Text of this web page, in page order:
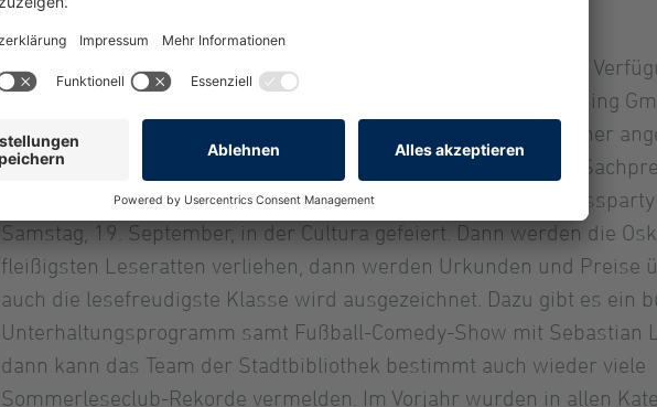
fünf Personen.
Dafür, dass genug spannende und unterhaltsame Literatur zur
haben bereits die Dr.-Klaus-Seppeler-Stiftung und die Max Lüning
denn mit ihrer Unterstützung konnten mehr als 300 neue Bücher
werden. Die Dr.-Klaus-Seppeler-Stiftung finanziert zudem die
Abschlussparty zum Ende des Sommerleseclubs. Die
Samstag, 19. September, in der Cultura gefeiert. Dann werden die
fleißigsten Leseratten verliehen, dann werden Urkunden und Preise
auch die lesefreudigste Klasse wird ausgezeichnet. Dazu gibt es ein
Unterhaltungsprogramm samt Fußball-Comedy-Show mit Sebastian
dann kann das Team der Stadtbibliothek bestimmt auch wieder viele
Sommerleseclub-Rekorde vermelden. Im Vorjahr wurden in allen